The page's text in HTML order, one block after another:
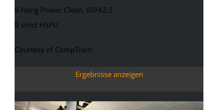
9 Hang Power Clean, 60/42.5
9 strict HSPU
Courtesy of CompTrain
Ergebnisse anzeigen